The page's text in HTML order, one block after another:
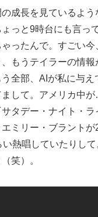
の成長を見ているよ
っと9時台にも言っ
ったんで。すごい
もうテイラーの情報
全部、AIが私に与
まして。アメリカ中
タデー・ナイト・
ミリー・ブラント
熱唱していたりし
笑）。